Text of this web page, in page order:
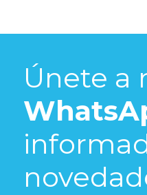
Únete a